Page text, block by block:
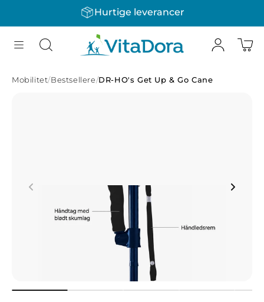
Hurtige leverancer
Mobilitet/Bestsellere/DR-HO's Get Up & Go Cane